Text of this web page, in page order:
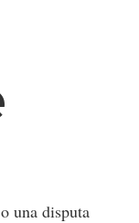
una disputa